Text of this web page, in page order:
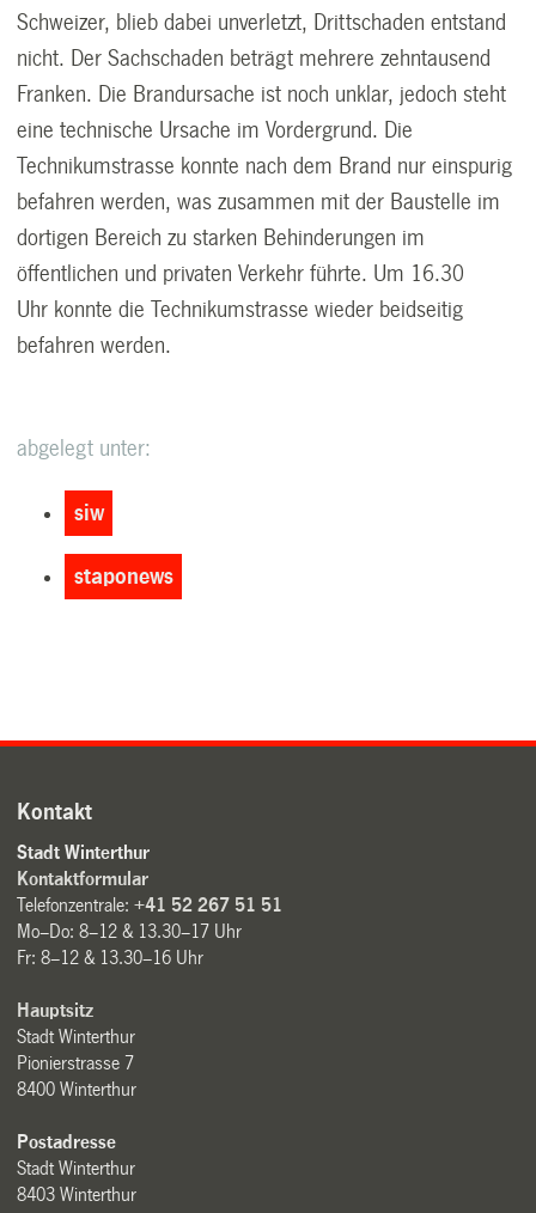
Schweizer, blieb dabei unverletzt, Drittschaden entstand
nicht. Der Sachschaden beträgt mehrere zehntausend
Franken. Die Brandursache ist noch unklar, jedoch steht
eine technische Ursache im Vordergrund. Die
Technikumstrasse konnte nach dem Brand nur einspurig
befahren werden, was zusammen mit der Baustelle im
dortigen Bereich zu starken Behinderungen im
öffentlichen und privaten Verkehr führte. Um 16.30
Uhr konnte die Technikumstrasse wieder beidseitig
befahren werden.
abgelegt unter:
siw
staponews
Kontakt
Stadt Winterthur
Kontaktformular
Telefonzentrale:+41 52 267 51 51
Mo–Do: 8–12 & 13.30–17 Uhr
Fr: 8–12 & 13.30–16 Uhr
Hauptsitz
Stadt Winterthur
Pionierstrasse 7
8400 Winterthur
Postadresse
Stadt Winterthur
8403 Winterthur